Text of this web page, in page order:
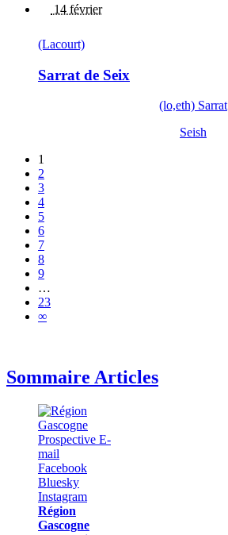
14 février
(Lacourt)
Sarrat de Seix
(lo,eth) Sarrat
Seish
1
2
3
4
5
6
7
8
9
…
23
∞
Sommaire Articles
Région
Gascogne